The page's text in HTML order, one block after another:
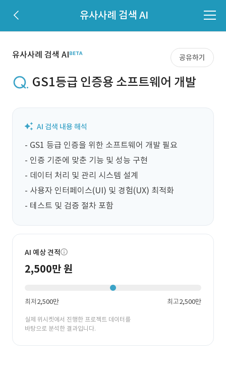
유사사례 검색 AI
유사사례 검색 AI 공유하기
GS1등급 인증용 소프트웨어 개발
- GS1 등급 인증을 위한 소프트웨어 개발 필요
- 인증 기준에 맞춘 기능 및 성능 구현
- 데이터 처리 및 관리 시스템 설계
- 사용자 인터페이스(UI) 및 경험(UX) 최적화
- 테스트 및 검증 절차 포함
AI 예상 견적
2,500만 원
최저2,500만 최고2,500만
실제 위시켓에서 진행한 프로젝트 데이터를
바탕으로 분석한 결과입니다.